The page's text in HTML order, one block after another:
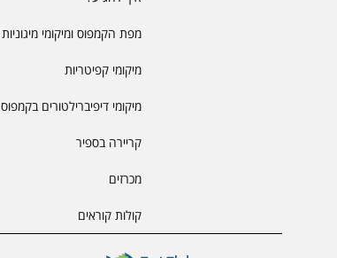
מפת הקמפוס ומיקומי מיגוניות
מיקומי קפיטריות
מיקומי דיפיברילטורים בקמפוס
קריירה בספיר
מכרזים
קולות קוראים